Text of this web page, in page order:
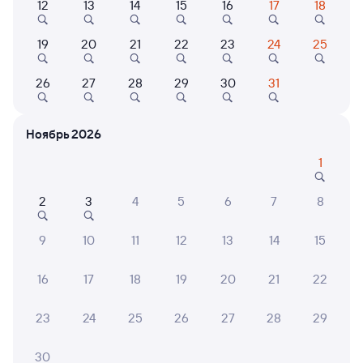
Найдём билет на поезд за вас
Даже если сейчас нет мест
Искать билеты
Отзывы пассажиров Туту о поездах
Мы отображаем актуальные отзывы и не удаляем
отрицательные мнения
02 августа 2026 • Поезд 121В
расписание: много технических остановок.
12 13 14 15 16 17 18
19 20 21 22 23 24 25
26 27 28 29 30 31
Ноябрь 2026
1
2 3 4 5 6 7 8
9 10 11 12 13 14 15
16 17 18 19 20 21 22
23 24 25 26 27 28 29
30